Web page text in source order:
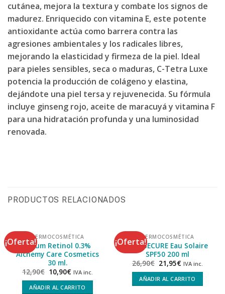
cutánea, mejora la textura y combate los signos de
madurez. Enriquecido con vitamina E, este potente
antioxidante actúa como barrera contra las
agresiones ambientales y los radicales libres,
mejorando la elasticidad y firmeza de la piel. Ideal
para pieles sensibles, seca o maduras, C-Tetra Luxe
potencia la producción de colágeno y elastina,
dejándote una piel tersa y rejuvenecida. Su fórmula
incluye ginseng rojo, aceite de maracuyá y vitamina F
para una hidratación profunda y una luminosidad
renovada.
PRODUCTOS RELACIONADOS
¡Oferta!DERMOCOSMÉTICA
Serum Retinol 0.3%
Alchemy Care Cosmetics
30 ml.
12,90€ 10,90€ IVA inc.
AÑADIR AL CARRITO
¡Oferta!DERMOCOSMÉTICA
SUN SECURE Eau Solaire
SPF50 200 ml
26,90€ 21,95€ IVA inc.
AÑADIR AL CARRITO